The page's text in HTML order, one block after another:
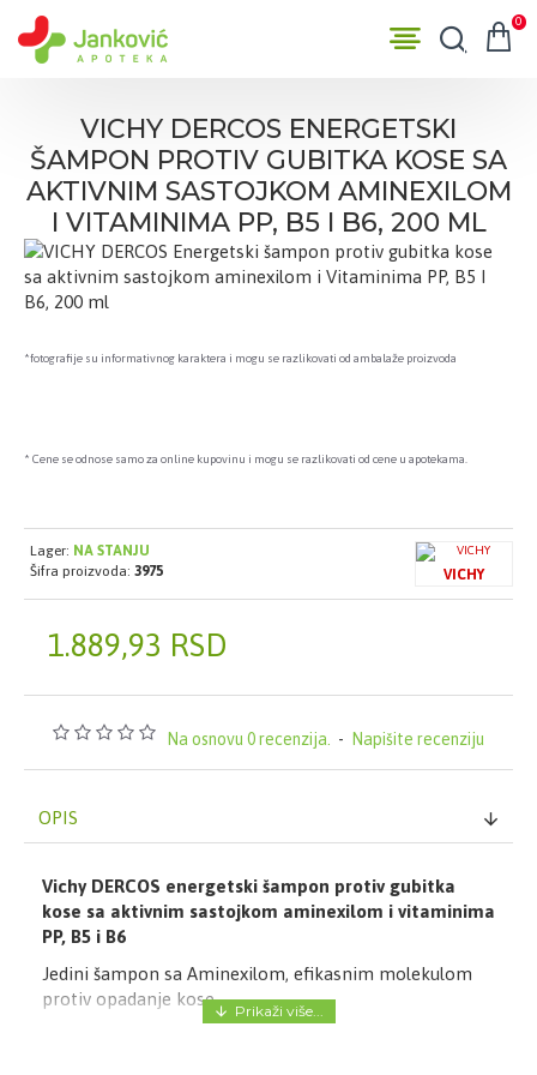
0
VICHY DERCOS ENERGETSKI
ŠAMPON PROTIV GUBITKA KOSE SA
AKTIVNIM SASTOJKOM AMINEXILOM
I VITAMINIMA PP, B5 I B6, 200 ML
*fotografije su informativnog karaktera i mogu se razlikovati od ambalaže proizvoda
* Cene se odnose samo za online kupovinu i mogu se razlikovati od cene u apotekama.
Na osnovu 0 recenzija. - Napišite recenziju
1.889,93 RSD
Lager: NA STANJU
Šifra proizvoda: 3975 VICHY
OPIS
Vichy DERCOS energetski šampon protiv gubitka
kose sa aktivnim sastojkom aminexilom i vitaminima
PP, B5 i B6
Jedini šampon sa Aminexilom, efikasnim molekulom
protiv opadanje kose.